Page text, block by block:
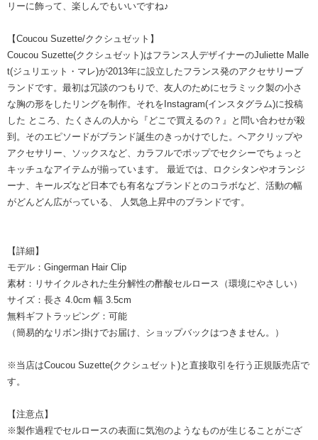
リーに飾って、楽しんでもいいですね♪
【Coucou Suzette/ククシュゼット】
Coucou Suzette(ククシュゼット)はフランス人デザイナーのJuliette Malle
t(ジュリエット・マレ)が2013年に設立したフランス発のアクセサリーブ
ランドです。最初は冗談のつもりで、友人のためにセラミック製の小さ
な胸の形をしたリングを制作。それをInstagram(インスタグラム)に投稿
した ところ、たくさんの人から『どこで買えるの？』と問い合わせが殺
到。そのエピソードがブランド誕生のきっかけでした。ヘアクリップや
アクセサリー、ソックスなど、カラフルでポップでセクシーでちょっと
キッチュなアイテムが揃っています。 最近では、ロクシタンやオランジ
ーナ、キールズなど日本でも有名なブランドとのコラボなど、活動の幅
がどんどん広がっている、 人気急上昇中のブランドです。
【詳細】
モデル：Gingerman Hair Clip
素材：リサイクルされた生分解性の酢酸セルロース（環境にやさしい）
サイズ：長さ 4.0cm 幅 3.5cm
無料ギフトラッピング：可能
（簡易的なリボン掛けでお届け、ショップバックはつきません。）
※当店はCoucou Suzette(ククシュゼット)と直接取引を行う正規販売店で
す。
【注意点】
※製作過程でセルロースの表面に気泡のようなものが生じることがござ